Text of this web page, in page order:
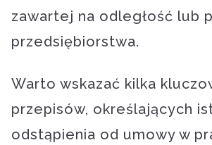
zawartej na odległość lub
przedsiębiorstwa.
Warto wskazać kilka
przepisów, określających
odstąpienia od umowy w